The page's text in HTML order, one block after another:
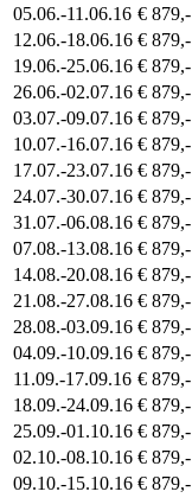
05.06.-11.06.16 € 879,-
12.06.-18.06.16 € 879,-
19.06.-25.06.16 € 879,-
26.06.-02.07.16 € 879,-
03.07.-09.07.16 € 879,-
10.07.-16.07.16 € 879,-
17.07.-23.07.16 € 879,-
24.07.-30.07.16 € 879,-
31.07.-06.08.16 € 879,-
07.08.-13.08.16 € 879,-
14.08.-20.08.16 € 879,-
21.08.-27.08.16 € 879,-
28.08.-03.09.16 € 879,-
04.09.-10.09.16 € 879,-
11.09.-17.09.16 € 879,-
18.09.-24.09.16 € 879,-
25.09.-01.10.16 € 879,-
02.10.-08.10.16 € 879,-
09.10.-15.10.16 € 879,-